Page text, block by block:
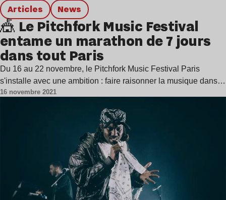
Articles news
🎪 Le Pitchfork Music Festival
entame un marathon de 7 jours
dans tout Paris
Du 16 au 22 novembre, le Pitchfork Music Festival Paris
s'installe avec une ambition : faire raisonner la musique dans…
16 novembre 2021